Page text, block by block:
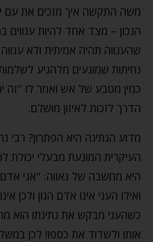
משה התקשה איך מזכים את עם
הנכון – מצד אחד להיות ענווים
שהענווה תהיה אמיתית ולא
נחיתות שמונעים מלהגיע
כמין מטבע של אש ואמר לו "זה
הדרך לזכות לאיזון מושלם.
מדוע הנתינה היא הפתרון? רבי
העיקרית המונעת מבעלי יכולת
היא מחשבה של גאווה: "אני אדם
ואילו העני אינו אדם הגון ולכן
כשהעני מבקש את נתינתו הוא
אותו ולשדוד את כספו! לכן